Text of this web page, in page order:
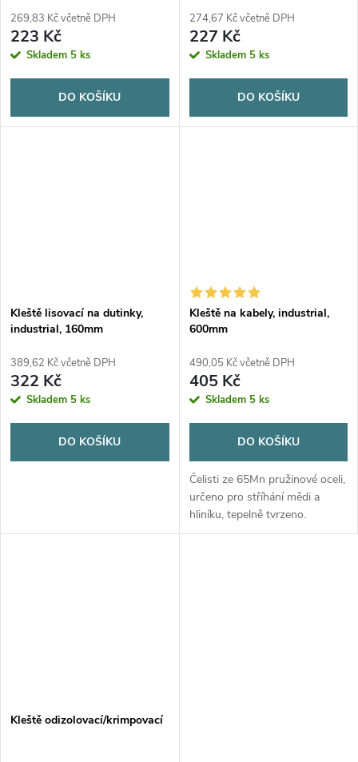
269,83 Kč včetně DPH
223 Kč
Skladem 5 ks
DO KOŠÍKU
274,67 Kč včetně DPH
227 Kč
Skladem 5 ks
DO KOŠÍKU
Kleště lisovací na dutinky,
industrial, 160mm
389,62 Kč včetně DPH
322 Kč
Skladem 5 ks
DO KOŠÍKU
Kleště na kabely, industrial,
600mm
490,05 Kč včetně DPH
405 Kč
Skladem 5 ks
DO KOŠÍKU
Čelisti ze 65Mn pružinové oceli,
určeno pro stříhání mědi a
hliníku, tepelně tvrzeno.
Kleště odizolovací/krimpovací